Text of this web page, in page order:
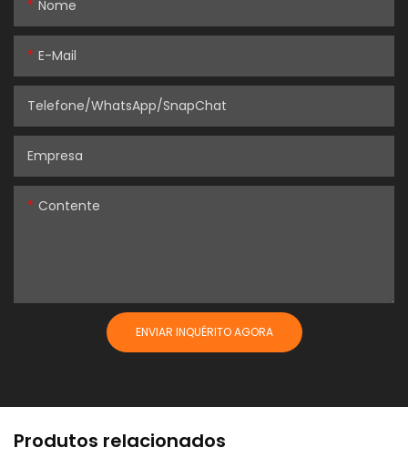
Nome
E-Mail
Telefone/WhatsApp/SnapChat
Empresa
Contente
ENVIAR INQUÉRITO AGORA
Produtos relacionados